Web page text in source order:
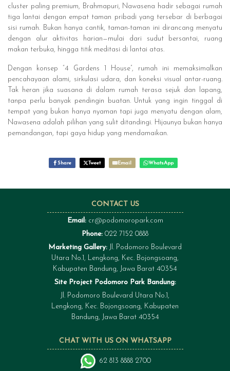
cluster paling premium, Brahmapuri, Nawasena hadir sebagai rumah
tiga lantai dengan empat taman pribadi yang tersebar di berbagai
sisi rumah. Bukan hanya cantik, taman-taman ini dirancang menyatu
dengan alur aktivitas harian—mulai dari sudut bersantai, ruang
makan terbuka, hingga titik meditasi di lantai atas.
Dengan konsep “4 Gardens 1 House”, rumah ini memaksimalkan
pencahayaan alami, sirkulasi udara, dan koneksi visual antar-ruang.
Tak heran jika suasana di dalam rumah terasa sejuk dan lapang,
tanpa perlu banyak pendingin buatan. Untuk yang ingin tinggal di
tempat yang bukan hanya nyaman tapi juga menyatu dengan alam,
Nawasena adalah pilihan yang sulit ditandingi. Hijaunya bukan hanya
pemandangan, tapi gaya hidup yang mendamaikan.
Share Tweet Email WhatsApp
CHAT WITH US ON WHATSAPP
62 813 8888 2700
CONTACT US
Email: cr@podomoropark.com
Phone: 022 7152 0888
Marketing Gallery: Jl. Podomoro Boulevard
Utara No.1, Lengkong, Kec. Bojongsoang,
Kabupaten Bandung, Jawa Barat 40354
Site Project Podomoro Park Bandung:
Jl. Podomoro Boulevard Utara No.1,
Lengkong, Kec. Bojongsoang, Kabupaten
Bandung, Jawa Barat 40354